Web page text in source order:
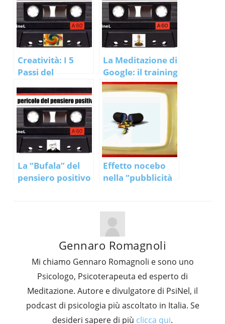
Creatività: I 5
Passi del
processo creativo
La Meditazione di
Google: il training
“cerca dentro te
stesso” di Chad-
La “Bufala” del
pensiero positivo
Effetto nocebo
nella “pubblicità
Gennaro Romagnoli
Mi chiamo Gennaro Romagnoli e sono uno
Psicologo, Psicoterapeuta ed esperto di
Meditazione. Autore e divulgatore di PsiNel, il
podcast di psicologia più ascoltato in Italia. Se
desideri sapere di più clicca qui.